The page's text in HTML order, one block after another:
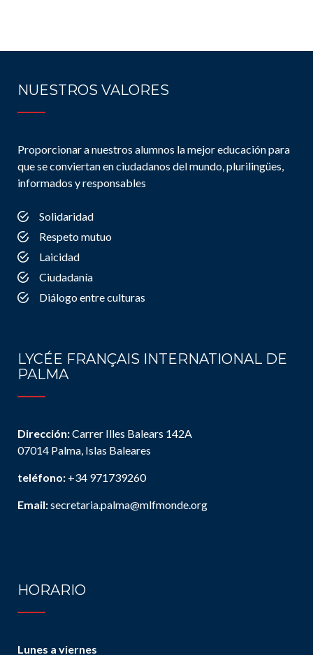
NUESTROS VALORES
Proporcionar a nuestros alumnos la mejor educación para
que se conviertan en ciudadanos del mundo, plurilingües,
informados y responsables
Solidaridad
Respeto mutuo
Laicidad
Ciudadanía
Diálogo entre culturas
LYCÉE FRANÇAIS INTERNATIONAL DE
PALMA
Dirección:Carrer Illes Balears 142A
07014 Palma, Islas Baleares
teléfono: +34 971739260
Email:secretaria.palma@mlfmonde.org
HORARIO
Lunes a viernes